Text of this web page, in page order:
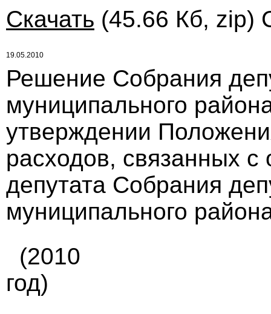
Скачать (45.66 Кб, zip)
19.05.2010
Решение Собрания
муниципального
утверждении
расходов, связанных
депутата Собрания
муниципального
(2010
год)